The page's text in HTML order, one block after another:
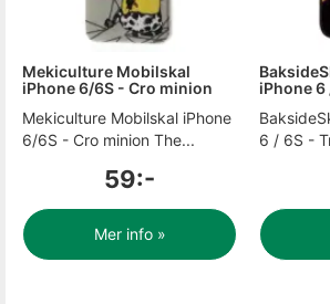
Mekiculture Mobilskal
iPhone 6/6S - Cro minion
Mekiculture Mobilskal iPhone
6/6S - Cro minion The...
59:-
Mer info »
iPhone 6
6 / 6S -